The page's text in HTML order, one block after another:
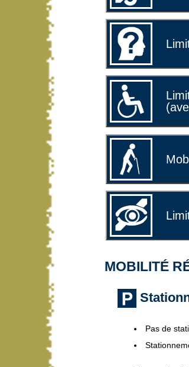
MOBILITÉ
Pas de